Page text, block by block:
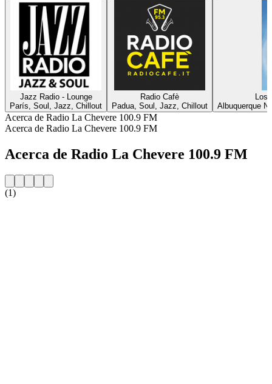
Jazz Radio - Lounge
París, Soul, Jazz, Chillout
Radio Cafè
Padua, Soul, Jazz, Chillout
Albuquerque
Acerca de Radio La Chevere 100.9 FM
Acerca de Radio La Chevere 100.9 FM
Acerca de Radio La Chevere 100.9 FM
(1)